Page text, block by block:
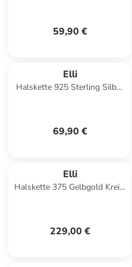
59,90 €
Elli
Halskette 925 Sterling Silber
69,90 €
Elli
Halskette 375 Gelbgold Kreis,
229,00 €